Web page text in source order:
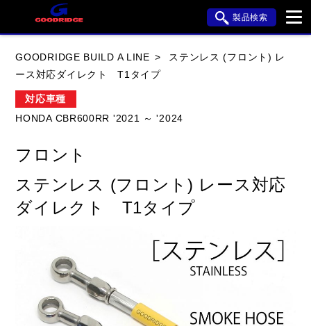
製品検索
車種検索
アイテム検索
HONDA YAMAHA SUZUKI
KAWASAKI
DUCATI HARLEY DAVIDSON
HYOSUNG
GOODRIDGE BUILD A LINE
ステンレス (フロント) レ
ース対応ダイレクト T1タイプ
対応車種
HONDA CBR600RR '2021 ～ '2024
フロント
ステンレス (フロント) レース対応
ダイレクト T1タイプ